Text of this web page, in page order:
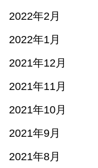
2022年2月
2022年1月
2021年12月
2021年11月
2021年10月
2021年9月
2021年8月